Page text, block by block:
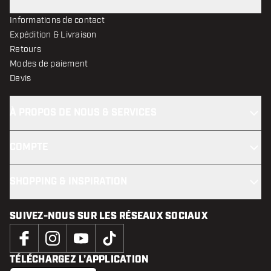
Informations de contact
Expédition & Livraison
Retours
Modes de paiement
Devis
SUIVEZ-NOUS SUR LES RÉSEAUX SOCIAUX
TÉLÉCHARGEZ L’APPLICATION